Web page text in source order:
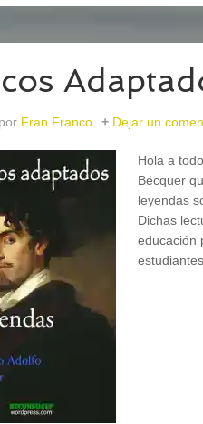
por Fran Franco Dejar un
Hola a
Bécquer
leyendas
Dichas
educación